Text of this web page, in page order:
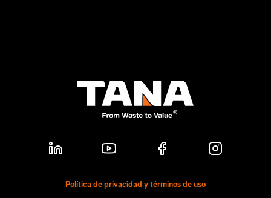
Política de privacidad y términos de uso